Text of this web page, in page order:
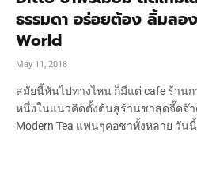
ธรรมดา อร่อยต้อง ลิ้มลอ
World
May 11, 2018
สมัยนี้หันไปทางไหน ก็มีแต่ cafe ร้านก
หนึ่งในแนวคิดตั้งต้นสู่ร้านชาสุดจี๊ดจ๊า
Modern Tea แฟนๆคอชาทั้งหลาย วัน